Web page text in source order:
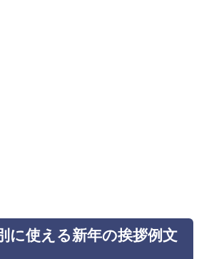
に使える新年の挨拶例文